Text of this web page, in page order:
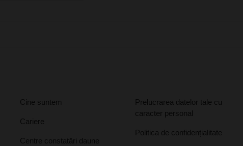
Cine suntem
Cariere
Centre constatări daune
Prelucrarea datelor tale cu
caracter personal
Politica de confidențialitate